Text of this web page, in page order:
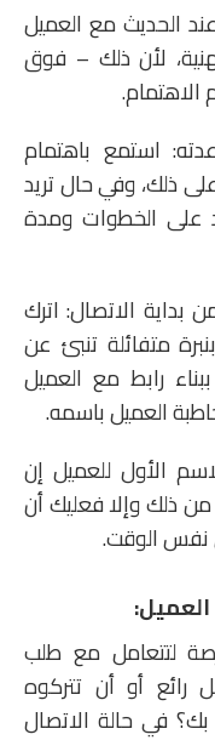
الحديث مع العميل
لأن ذلك – فوق
استمع باهتمام
ذلك، وفي حال تريد
على الخطوات ومدة
الاتصال: اترك
متفائلة تنبئ عن
رابط مع العميل
العميل باسمه.
الأول للعميل إن
ذلك وإلا فعليك أن
الوقت.
لتتعامل مع طلب
رائع أو أن تتركوه
في حالة الاتصال